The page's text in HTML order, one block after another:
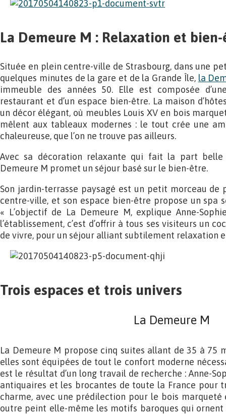
La Demeure M : Relaxation et
Située en plein centre-ville de Strasbourg, dans une
quelques minutes de la gare et de la Grande Île, la
immeuble des années 50. Elle est composée
restaurant et d’un espace bien-être. La maison
un décor élégant, où meubles Louis XV en bois
mêlent aux tableaux modernes : le tout crée une
chaleureuse, que l’on ne trouve pas ailleurs.
Avec sa décoration relaxante qui fait la part
Demeure M promet un séjour basé sur le bien-être.
Son jardin-terrasse paysagé est un petit morceau
centre-ville, et son espace bien-être propose un spa
« L’objectif de La Demeure M, explique Anne-
l’établissement, c’est d’offrir à tous ses visiteurs un
de vivre, pour un séjour alliant subtilement relaxation
Trois espaces et trois univers
La Demeure M
La Demeure M propose cinq suites allant de 35 à 75
elles sont équipées de tout le confort moderne
est le résultat d’un long travail de recherche : Anne-
antiquaires et les brocantes de toute la France pour
charme, avec une prédilection pour le bois
outre peint elle-même les motifs baroques qui ornent